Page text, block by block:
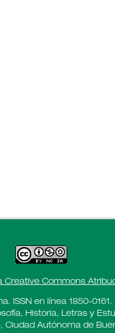
Creative Commons
ISSN en línea 1850-0161.
Historia, Letras y
Ciudad Autónoma de